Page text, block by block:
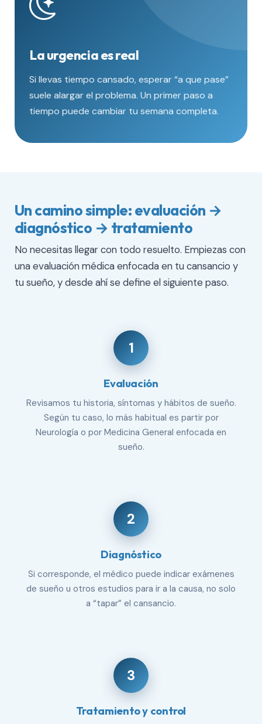
La urgencia es real
Si llevas tiempo cansado, esperar “a que pase”
suele alargar el problema. Un primer paso a
tiempo puede cambiar tu semana completa.
Un camino simple: evaluación →
diagnóstico → tratamiento
No necesitas llegar con todo resuelto. Empiezas con
una evaluación médica enfocada en tu cansancio y
tu sueño, y desde ahí se define el siguiente paso.
1
Evaluación
Revisamos tu historia, síntomas y hábitos de sueño.
Según tu caso, lo más habitual es partir por
Neurología o por Medicina General enfocada en
sueño.
2
Diagnóstico
Si corresponde, el médico puede indicar exámenes
de sueño u otros estudios para ir a la causa, no solo
a “tapar” el cansancio.
3
Tratamiento y control